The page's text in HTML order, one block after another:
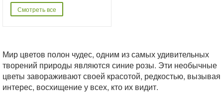
Смотреть все
Мир цветов полон чудес, одним из самых удивительных
творений природы являются синие розы. Эти необычные
цветы завораживают своей красотой, редкостью, вызывая
интерес, восхищение у всех, кто их видит.